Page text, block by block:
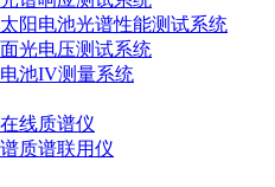
阳电池光谱性能测试系统
光电压测试系统
池IV测量系统
线质谱仪
质谱联用仪